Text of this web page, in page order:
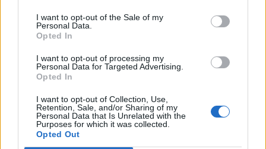
I want to opt-out of the Sale of my
Personal Data.
Opted In
I want to opt-out of processing my
Personal Data for Targeted Advertising.
Opted In
I want to opt-out of Collection, Use,
Retention, Sale, and/or Sharing of my
Personal Data that Is Unrelated with the
Purposes for which it was collected.
Opted Out
2
UUTISET